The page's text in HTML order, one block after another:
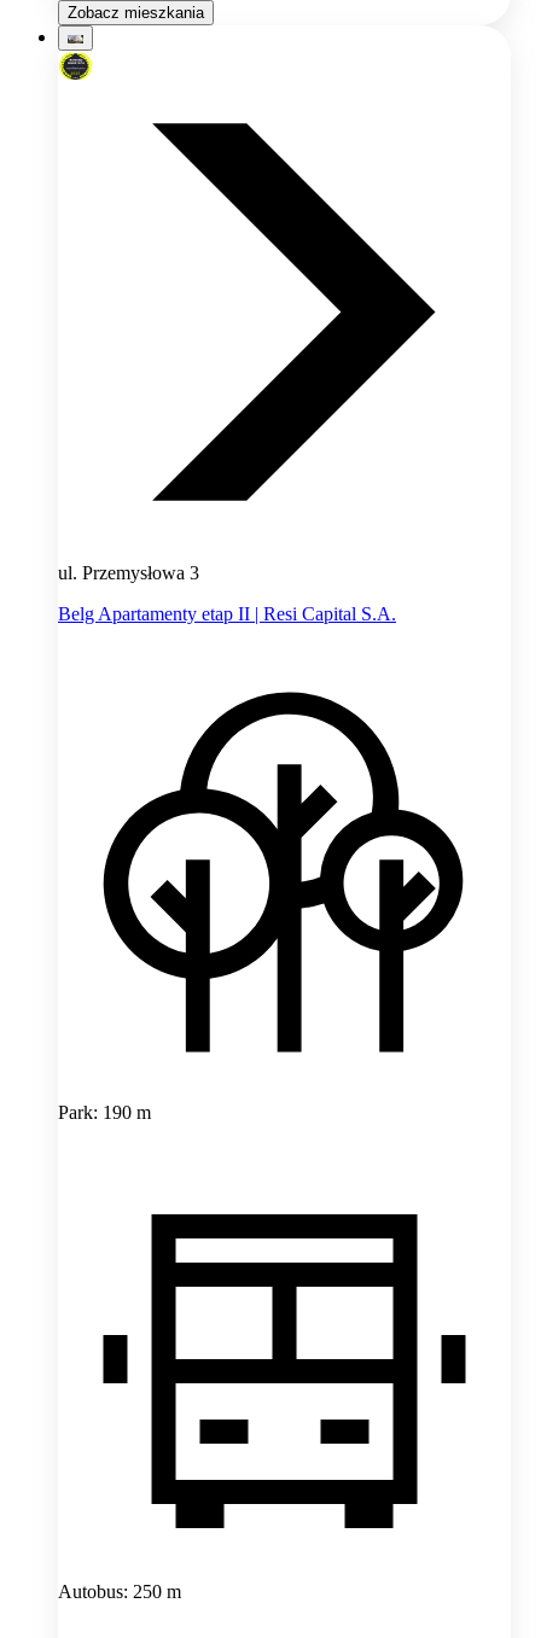
Zobacz mieszkania
ul. Przemysłowa 3
Belg Apartamenty etap II | Resi Capital S.A.
Park: 190 m
Autobus: 250 m